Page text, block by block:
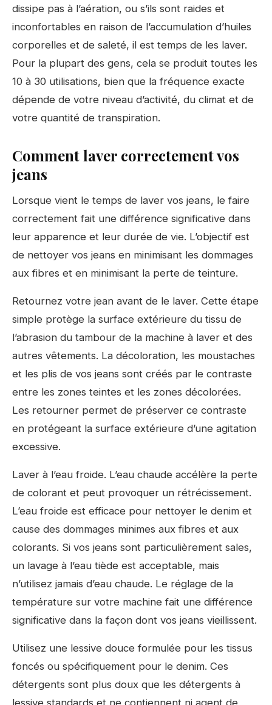
dissipe pas à l’aération, ou s’ils sont raides et
inconfortables en raison de l’accumulation d’huiles
corporelles et de saleté, il est temps de les laver.
Pour la plupart des gens, cela se produit toutes les
10 à 30 utilisations, bien que la fréquence exacte
dépende de votre niveau d’activité, du climat et de
votre quantité de transpiration.
Comment laver correctement vos
jeans
Lorsque vient le temps de laver vos jeans, le faire
correctement fait une différence significative dans
leur apparence et leur durée de vie. L’objectif est
de nettoyer vos jeans en minimisant les dommages
aux fibres et en minimisant la perte de teinture.
Retournez votre jean avant de le laver. Cette étape
simple protège la surface extérieure du tissu de
l’abrasion du tambour de la machine à laver et des
autres vêtements. La décoloration, les moustaches
et les plis de vos jeans sont créés par le contraste
entre les zones teintes et les zones décolorées.
Les retourner permet de préserver ce contraste
en protégeant la surface extérieure d’une agitation
excessive.
Laver à l’eau froide. L’eau chaude accélère la perte
de colorant et peut provoquer un rétrécissement.
L’eau froide est efficace pour nettoyer le denim et
cause des dommages minimes aux fibres et aux
colorants. Si vos jeans sont particulièrement sales,
un lavage à l’eau tiède est acceptable, mais
n’utilisez jamais d’eau chaude. Le réglage de la
température sur votre machine fait une différence
significative dans la façon dont vos jeans vieillissent.
Utilisez une lessive douce formulée pour les tissus
foncés ou spécifiquement pour le denim. Ces
détergents sont plus doux que les détergents à